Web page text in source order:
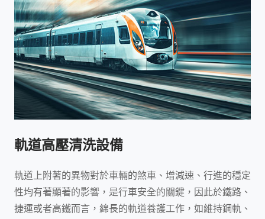
軌道高壓清洗設備
軌道上附著的異物對於車輛的煞車、增減速、行進的穩定
性均有著顯著的影響，是行車安全的關鍵，因此於鐵路、
捷運或者高鐵而言，綿長的軌道養護工作，如維持鋼軌、